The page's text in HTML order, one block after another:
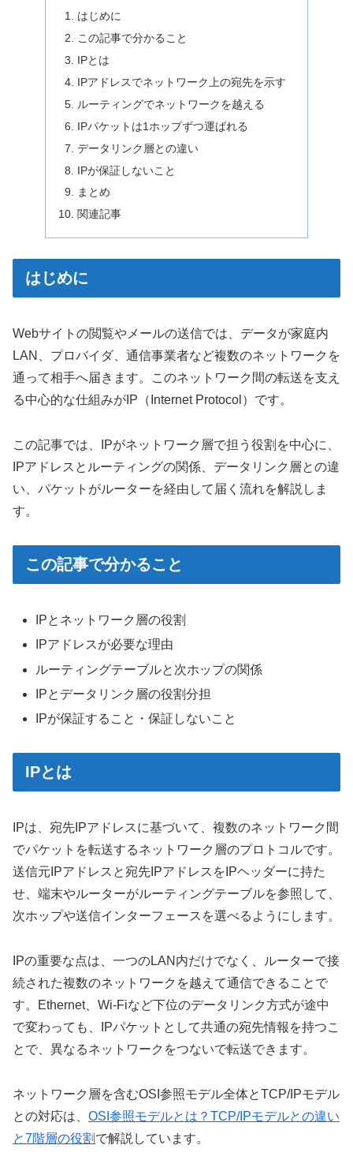
はじめに
この記事で分かること
IPとは
IPアドレスでネットワーク上の宛先を示す
ルーティングでネットワークを越える
IPパケットは1ホップずつ運ばれる
データリンク層との違い
IPが保証しないこと
まとめ
関連記事
はじめに
Webサイトの閲覧やメールの送信では、データが家庭内
LAN、プロバイダ、通信事業者など複数のネットワークを
通って相手へ届きます。このネットワーク間の転送を支え
る中心的な仕組みがIP（Internet Protocol）です。
この記事では、IPがネットワーク層で担う役割を中心に、
IPアドレスとルーティングの関係、データリンク層との違
い、パケットがルーターを経由して届く流れを解説しま
す。
この記事で分かること
IPとネットワーク層の役割
IPアドレスが必要な理由
ルーティングテーブルと次ホップの関係
IPとデータリンク層の役割分担
IPが保証すること・保証しないこと
IPとは
IPは、宛先IPアドレスに基づいて、複数のネットワーク間
でパケットを転送するネットワーク層のプロトコルです。
送信元IPアドレスと宛先IPアドレスをIPヘッダーに持た
せ、端末やルーターがルーティングテーブルを参照して、
次ホップや送信インターフェースを選べるようにします。
IPの重要な点は、一つのLAN内だけでなく、ルーターで接
続された複数のネットワークを越えて通信できることで
す。Ethernet、Wi-Fiなど下位のデータリンク方式が途中
で変わっても、IPパケットとして共通の宛先情報を持つこ
とで、異なるネットワークをつないで転送できます。
ネットワーク層を含むOSI参照モデル全体とTCP/IPモデル
との対応は、 OSI参照モデルとは？TCP/IPモデルとの違い
と7階層の役割 で解説しています。